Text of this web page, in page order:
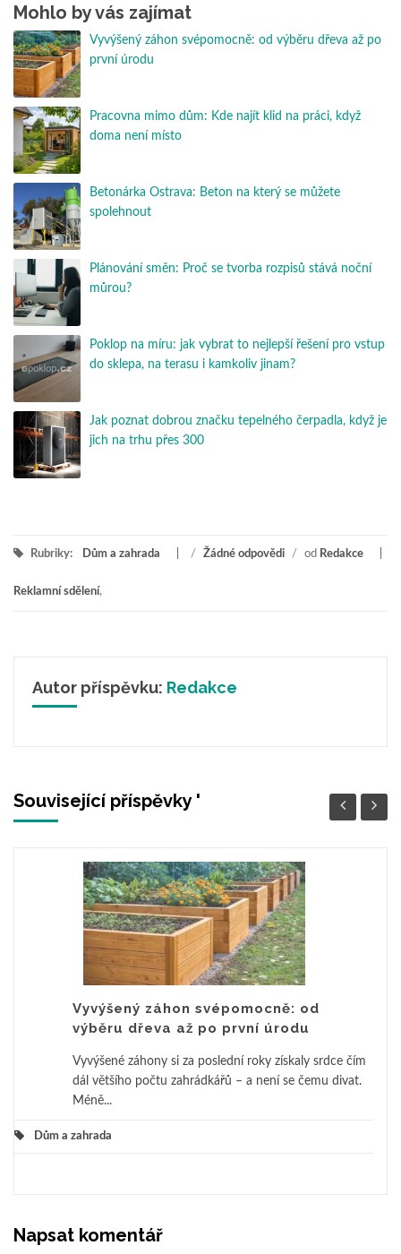
Mohlo by vás zajímat
Vyvýšený záhon svépomocně: od výběru dřeva až po
první úrodu
Pracovna mimo dům: Kde najít klid na práci, když
doma není místo
Betonárka Ostrava: Beton na který se můžete
spolehnout
Plánování směn: Proč se tvorba rozpisů stává noční
můrou?
Poklop na míru: jak vybrat to nejlepší řešení pro vstup
do sklepa, na terasu i kamkoliv jinam?
Jak poznat dobrou značku tepelného čerpadla, když je
jich na trhu přes 300
Rubriky: Dům a zahrada / Žádné odpovědi / od Redakce
Reklamní sdělení,
Autor příspěvku: Redakce
Související příspěvky '
Vyvýšený záhon svépomocně: od
výběru dřeva až po první úrodu
Vyvýšené záhony si za poslední roky získaly srdce čím
dál většího počtu zahrádkářů – a není se čemu divat.
Méně...
Dům a zahrada
Napsat komentář